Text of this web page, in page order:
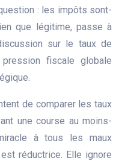
: les impôts sont-
que légitime, passe à
sur le taux de
fiscale globale
de comparer les taux
une course au moins-
à tous les maux
réductrice. Elle ignore